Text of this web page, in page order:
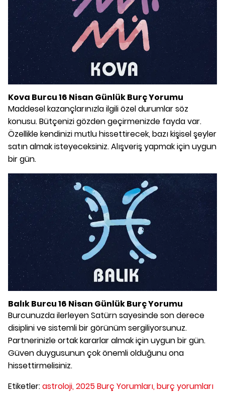
Kova Burcu 16 Nisan Günlük Burç Yorumu
Maddesel kazançlarınızla ilgili özel durumlar söz
konusu. Bütçenizi gözden geçirmenizde fayda var.
Özellikle kendinizi mutlu hissettirecek, bazı kişisel şeyler
satın almak isteyeceksiniz. Alışveriş yapmak için uygun
bir gün.
Balık Burcu 16 Nisan Günlük Burç Yorumu
Burcunuzda ilerleyen Satürn sayesinde son derece
disiplini ve sistemli bir görünüm sergiliyorsunuz.
Partnerinizle ortak kararlar almak için uygun bir gün.
Güven duygusunun çok önemli olduğunu ona
hissettirmelisiniz.
Etiketler:astroloji, 2025 Burç Yorumları, burç yorumları